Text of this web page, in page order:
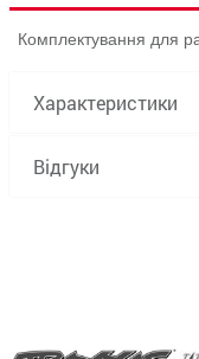
Комплектування для
Характеристики
Відгуки